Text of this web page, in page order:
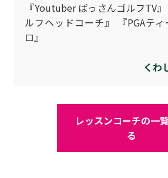
『Youtuber ばっさんゴルフTV
ルフヘッドコーチ』 『PGAテ
ロ』
くわ
レッスンコーチの一
る